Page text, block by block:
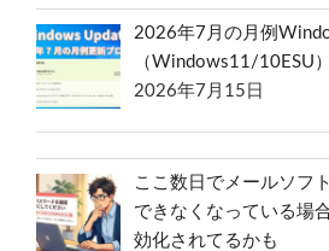
2026年7月の月例
（Windows11/10ESU）
2026年7月15日
ここ数日でメールソフ
できなくなっている場
効化されてるかも